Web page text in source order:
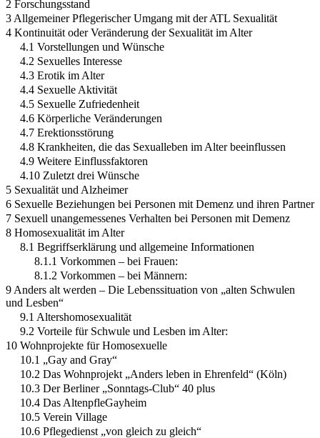
2 Forschungsstand
3 Allgemeiner Pflegerischer Umgang mit der ATL Sexualität
4 Kontinuität oder Veränderung der Sexualität im Alter
4.1 Vorstellungen und Wünsche
4.2 Sexuelles Interesse
4.3 Erotik im Alter
4.4 Sexuelle Aktivität
4.5 Sexuelle Zufriedenheit
4.6 Körperliche Veränderungen
4.7 Erektionsstörung
4.8 Krankheiten, die das Sexualleben im Alter beeinflussen
4.9 Weitere Einflussfaktoren
4.10 Zuletzt drei Wünsche
5 Sexualität und Alzheimer
6 Sexuelle Beziehungen bei Personen mit Demenz und ihren Partner
7 Sexuell unangemessenes Verhalten bei Personen mit Demenz
8 Homosexualität im Alter
8.1 Begriffserklärung und allgemeine Informationen
8.1.1 Vorkommen – bei Frauen:
8.1.2 Vorkommen – bei Männern:
9 Anders alt werden – Die Lebenssituation von „alten Schwulen
und Lesben“
9.1 Altershomosexualität
9.2 Vorteile für Schwule und Lesben im Alter:
10 Wohnprojekte für Homosexuelle
10.1 „Gay and Gray“
10.2 Das Wohnprojekt „Anders leben in Ehrenfeld“ (Köln)
10.3 Der Berliner „Sonntags-Club“ 40 plus
10.4 Das AltenpfleGayheim
10.5 Verein Village
10.6 Pflegedienst „von gleich zu gleich“